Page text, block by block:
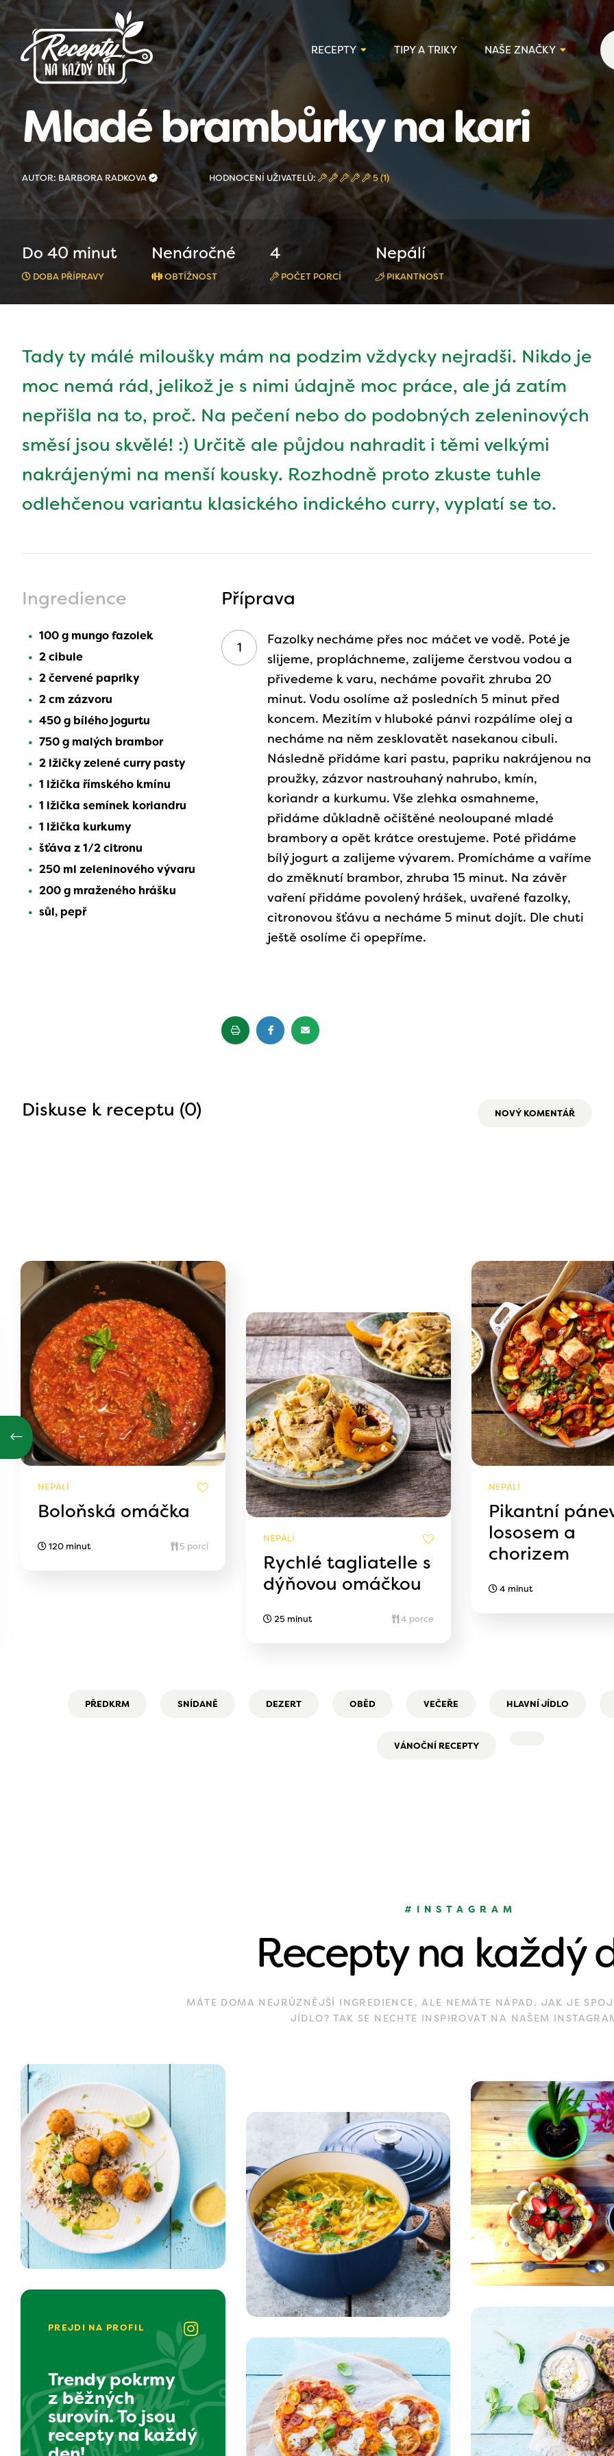
RECEPTY TIPY A TRIKY NAŠE ZNAČKY
Mladé brambůrky na kari
AUTOR: BARBORA RADKOVA HODNOCENÍ UŽIVATELŮ: 5 (1)
Do 40 minut
DOBA PŘÍPRAVY
Nenáročné
OBTÍŽNOST
4
POČET PORCÍ
Nepálí
PIKANTNOST
Tady ty málé miloušky mám na podzim vždycky nejradši. Nikdo je
moc nemá rád, jelikož je s nimi údajně moc práce, ale já zatím
nepřišla na to, proč. Na pečení nebo do podobných zeleninových
směsí jsou skvělé! :) Určitě ale půjdou nahradit i těmi velkými
nakrájenými na menší kousky. Rozhodně proto zkuste tuhle
odlehčenou variantu klasického indického curry, vyplatí se to.
Ingredience
100 g mungo fazolek
2 cibule
2 červené papriky
2 cm zázvoru
450 g bílého jogurtu
750 g malých brambor
2 lžičky zelené curry pasty
1 lžička římského kmínu
1 lžička semínek koriandru
1 lžička kurkumy
šťáva z 1/2 citronu
250 ml zeleninového vývaru
200 g mraženého hrášku
sůl, pepř
Příprava
Fazolky necháme přes noc máčet ve vodě. Poté je
slijeme, propláchneme, zalijeme čerstvou vodou a
přivedeme k varu, necháme povařit zhruba 20
minut. Vodu osolíme až posledních 5 minut před
koncem. Mezitím v hluboké pánvi rozpálíme olej a
necháme na něm zesklovatět nasekanou cibuli.
Následně přidáme kari pastu, papriku nakrájenou na
proužky, zázvor nastrouhaný nahrubo, kmín,
koriandr a kurkumu. Vše zlehka osmahneme,
přidáme důkladně očištěné neoloupané mladé
brambory a opět krátce orestujeme. Poté přidáme
bílý jogurt a zalijeme vývarem. Promícháme a vaříme
do změknutí brambor, zhruba 15 minut. Na závěr
vaření přidáme povolený hrášek, uvařené fazolky,
citronovou šťávu a necháme 5 minut dojít. Dle chuti
ještě osolíme či opepříme.
Diskuse k receptu (0) NOVÝ KOMENTÁŘ
NEPÁLÍ
Boloňská omáčka
120 minut 5 porcí
NEPÁLÍ
Rychlé tagliatelle s
dýňovou omáčkou
25 minut 4 porce
NEPÁLÍ
Pikantní
lososem a
chorizem
4 minut
PŘEDKRM SNÍDANĚ DEZERT OBĚD VEČEŘE HLAVNÍ JÍDLO
VÁNOČNÍ RECEPTY
#INSTAGRAM
Recepty na každý
MÁTE DOMA NEJRŮZNĚJŠÍ INGREDIENCE, ALE NEMÁTE NÁPAD, JAK JE
JÍDLO? TAK SE NECHTE INSPIROVAT NA NAŠEM
PREJDI NA PROFIL
Trendy pokrmy
z běžných
surovin. To jsou
recepty na každý